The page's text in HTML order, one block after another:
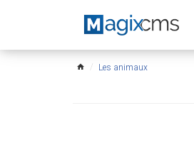
home Les animaux